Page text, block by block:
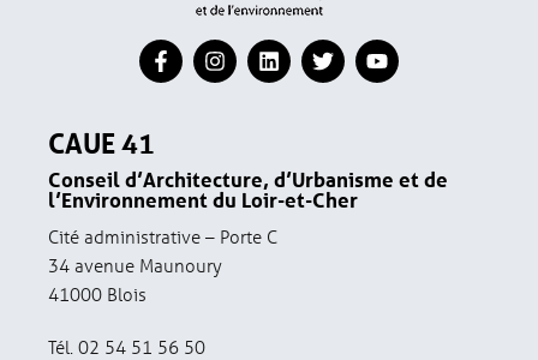
CAUE 41
Conseil d’Architecture, d’Urbanisme et de
l’Environnement du Loir-et-Cher
Cité administrative – Porte C
34 avenue Maunoury
41000 Blois
Tél. 02 54 51 56 50